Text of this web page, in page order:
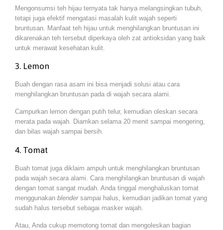
Mengonsumsi teh hijau ternyata tak hanya melangsingkan tubuh,
tetapi juga efektif mengatasi masalah kulit wajah seperti
bruntusan. Manfaat teh hijau untuk menghilangkan bruntusan ini
dikarenakan teh tersebut diperkaya oleh zat antioksidan yang baik
untuk merawat kesehatan kulit.
3. Lemon
Buah dengan rasa asam ini bisa menjadi solusi atau cara
menghilangkan bruntusan pada di wajah secara alami.
Campurkan lemon dengan putih telur, kemudian oleskan secara
merata pada wajah. Diamkan selama 20 menit sampai mengering,
dan bilas wajah sampai bersih.
4. Tomat
Buah tomat juga diklaim ampuh untuk menghilangkan bruntusan
pada wajah secara alami. Cara menghilangkan bruntusan di wajah
dengan tomat sangat mudah. Anda tinggal menghaluskan tomat
menggunakan blendersampai halus, kemudian jadikan tomat yang
sudah halus tersebut sebagai masker wajah.
Atau, Anda cukup memotong tomat dan mengoleskan bagian